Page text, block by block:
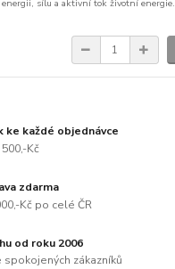
energii, sílu a aktivní tok životní energie.
ke každé objednávce
Kč
zdarma
Kč po celé ČR
od roku 2006
spokojených zákazníků